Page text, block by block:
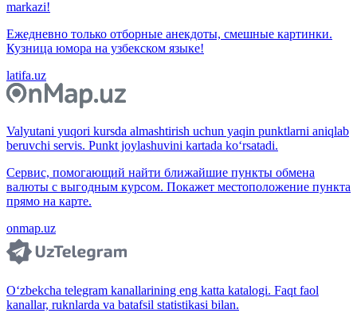
markazi!
Ежедневно только отборные анекдоты, смешные картинки.
Кузница юмора на узбекском языке!
latifa.uz
Valyutani yuqori kursda almashtirish uchun yaqin punktlarni aniqlab
beruvchi servis. Punkt joylashuvini kartada ko‘rsatadi.
Сервис, помогающий найти ближайшие пункты обмена
валюты с выгодным курсом. Покажет местоположение пункта
прямо на карте.
onmap.uz
O‘zbekcha telegram kanallarining eng katta katalogi. Faqt faol
kanallar, ruknlarda va batafsil statistikasi bilan.